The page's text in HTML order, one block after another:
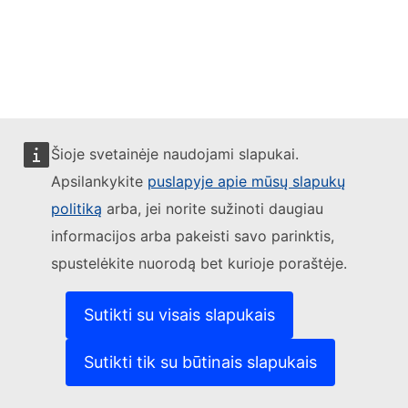
Šioje svetainėje naudojami slapukai.
Apsilankykite puslapyje apie mūsų slapukų
politiką arba, jei norite sužinoti daugiau
informacijos arba pakeisti savo parinktis,
spustelėkite nuorodą bet kurioje poraštėje.
Sutikti su visais slapukais
Sutikti tik su būtinais slapukais